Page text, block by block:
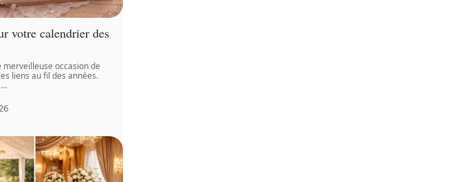
votre calendrier des
occasion de
liens au fil des années.
…